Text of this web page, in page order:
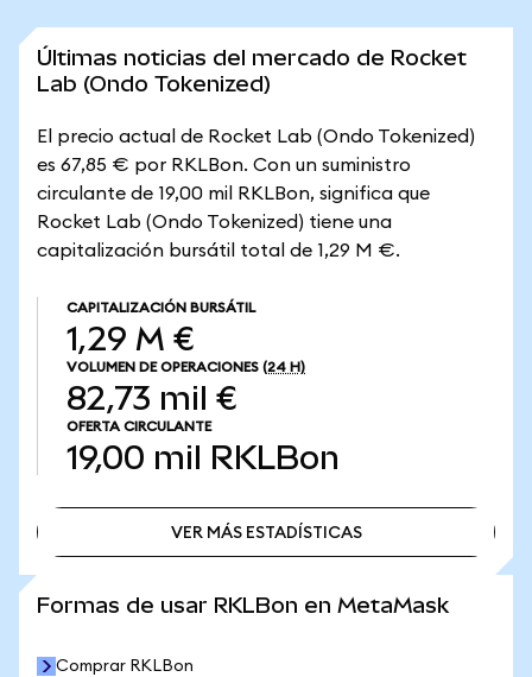
Últimas noticias del mercado de Rocket
Lab (Ondo Tokenized)
El precio actual de Rocket Lab (Ondo Tokenized)
es 67,85 € por RKLBon. Con un suministro
circulante de 19,00 mil RKLBon, significa que
Rocket Lab (Ondo Tokenized) tiene una
capitalización bursátil total de 1,29 M €.
CAPITALIZACIÓN BURSÁTIL
1,29 M €
VOLUMEN DE OPERACIONES (24 H)
82,73 mil €
OFERTA CIRCULANTE
19,00 mil RKLBon
VER MÁS ESTADÍSTICAS
Formas de usar RKLBon en MetaMask
Comprar RKLBon